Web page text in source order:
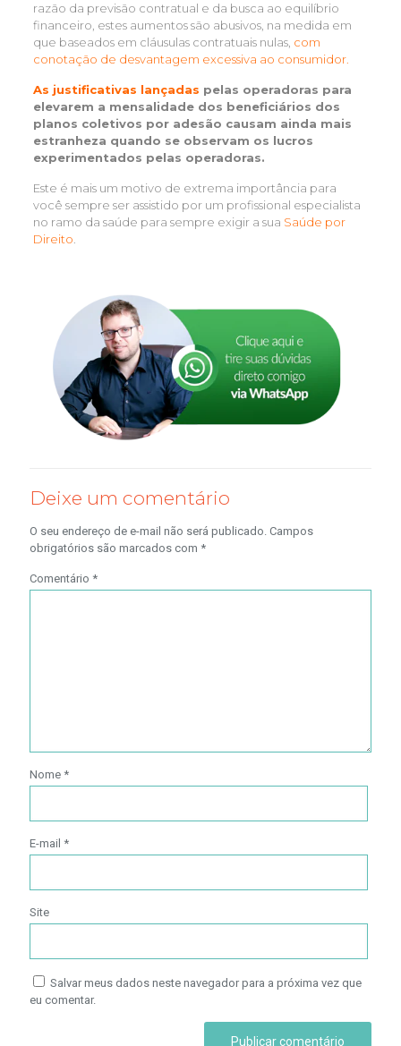
razão da previsão contratual e da busca ao equilíbrio
financeiro, estes aumentos são abusivos, na medida em
que baseados em cláusulas contratuais nulas, com
conotação de desvantagem excessiva ao consumidor.
As justificativas lançadas pelas operadoras para
elevarem a mensalidade dos beneficiários dos
planos coletivos por adesão causam ainda mais
estranheza quando se observam os lucros
experimentados pelas operadoras.
Este é mais um motivo de extrema importância para
você sempre ser assistido por um profissional especialista
no ramo da saúde para sempre exigir a sua Saúde por
Direito.
Deixe um comentário
O seu endereço de e-mail não será publicado. Campos
obrigatórios são marcados com *
Comentário *
Nome *
E-mail *
Site
Salvar meus dados neste navegador para a próxima vez que
eu comentar.